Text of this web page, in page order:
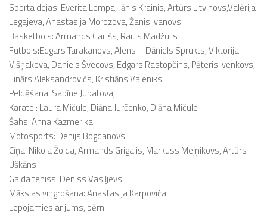
Sporta dejas: Everita Lempa, Jānis Krainis, Artūrs Litvinovs,Valērija
Legajeva, Anastasija Morozova, Žanis Ivanovs.
Basketbols: Armands Gailišs, Raitis Madžulis
Futbols:Edgars Tarakanovs, Alens – Dāniels Sprukts, Viktorija
Višņakova, Daniels Švecovs, Edgars Rastopčins, Pēteris Ivenkovs,
Einārs Aleksandrovičs, Kristiāns Valeniks.
Peldēšana: Sabīne Jupatova,
Karate : Laura Mičule, Diāna Jurčenko, Diāna Mičule
Šahs: Anna Kazmerika
Motosports: Denijs Bogdanovs
Cīņa: Nikola Žoida, Armands Grigalis, Markuss Meļņikovs, Artūrs
Uškāns
Galda teniss: Deniss Vasiļjevs
Mākslas vingrošana: Anastasija Karpoviča
Lepojamies ar jums, bērni!